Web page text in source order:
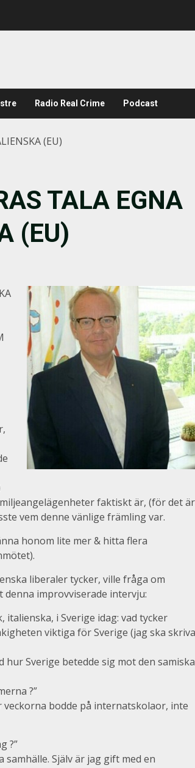
Radio Real Crime Podcast
(EU)
TALA EGNA
(EU)
faktiskt är, (för det är
vem denne vänlige främling var.
honom lite mer & hitta flera
liberaler tycker, ville fråga om
improvviserade intervju:
i Sverige idag: vad tycker
viktiga för Sverige (jag ska skriva
hur Sverige betedde sig mot den samiska
?”
veckorna bodde på internatskolaor, inte
?”
Själv är jag gift med en